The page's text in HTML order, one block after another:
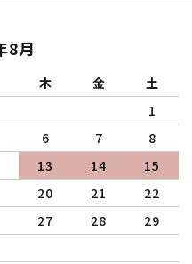
8月
木 金
土
1
6 7
8
13 14
15
20 21
22
27 28
29